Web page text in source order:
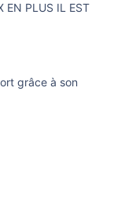
EN PLUS IL EST
grâce à son